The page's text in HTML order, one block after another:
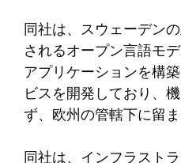
同社は、スウェーデン
されるオープン言語モ
アプリケーションを構
ビスを開発しており、
ず、欧州の管轄下に留
同社は、インフラスト